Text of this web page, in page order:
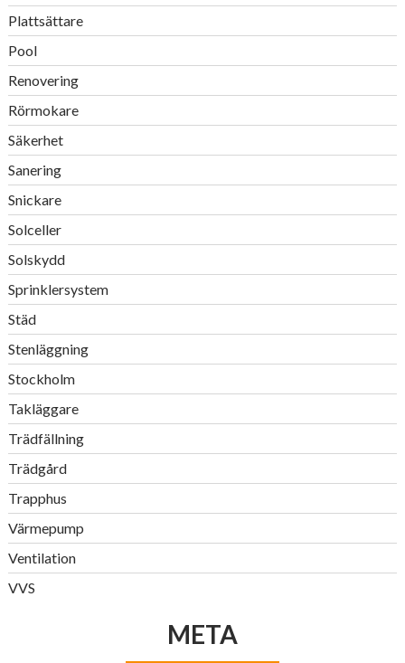
Plattsättare
Pool
Renovering
Rörmokare
Säkerhet
Sanering
Snickare
Solceller
Solskydd
Sprinklersystem
Städ
Stenläggning
Stockholm
Takläggare
Trädfällning
Trädgård
Trapphus
Värmepump
Ventilation
VVS
META